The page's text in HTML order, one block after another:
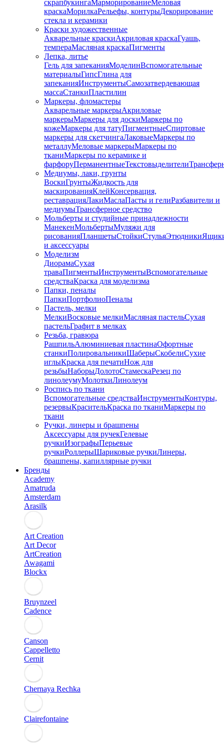
скрапбукингаМарморированиеМеловая
краскаМорилкаРельефы, контурыДекорирование
стекла и керамики
Краски художественные
Акварельные краскиАкриловая краскаГуашь,
темпераМасляная краскаПигменты
Лепка, литье
Гель для запеканияМоделинВспомогательные
материалыГипсГлина для
запеканияИнструментыСамозатвердевающая
массаСтанкиПластилин
Маркеры, фломастеры
Акварельные маркерыАкриловые
маркерыМаркеры для доскиМаркеры по
кожеМаркеры для татуПигментныеCпиртовые
маркеры для скетчингаЛаковыеМаркеры по
металлуМеловые маркерыМаркеры по
тканиМаркеры по керамике и
фарфоруПерманентныеТекстовыделители
Медиумы, лаки, грунты
ВоскиГрунтыЖидкость для
маскированияКлейКонсервация,
реставрацияЛакиМаслаПасты и гелиРазбавители и
медиумыТрансферное средство
Мольберты и студийные принадлежности
МанекенМольбертыМуляжи для
рисованияПланшетыСтойкиСтульяЭтюдники
и аксессуары
Моделизм
ДиорамаСухая
траваПигментыИнструментыВспомогательные
средстваКраска для моделизма
Папки, пеналы
ПапкиПортфолиоПеналы
Пастель, мелки
МелкиВосковые мелкиМасляная пастельСухая
пастельГрафит в мелках
Резьба, гравюра
РашпильАлюминиевая пластинаОфортные
станкиПолировальникиШаберыСкобелиСухие
иглыКраска для печатиНож для
резьбыНаборыДолотоСтамескаРезец по
линолеумуМолоткиЛинолеум
Роспись по ткани
Вспомогательные средстваИнструментыКонтуры,
резервыКрасительКраска по тканиМаркеры по
ткани
Ручки, линеры и брашпены
Аксессуары для ручекГелевые
ручкиИзографыПерьевые
ручкиРоллерыШариковые ручкиЛинеры,
брашпены, капиллярные ручки
Бренды
Academy
Amatruda
Amsterdam
Arasilk
Art Creation
Art Decor
ArtCreation
Awagami
Blockx
Bruynzeel
Cadence
Canson
Cappelletto
Cernit
Chernaya Rechka
Clairefontaine